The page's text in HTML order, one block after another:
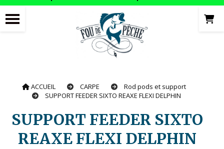
ACCUEIL CARPE
Rod pods et support
SUPPORT FEEDER SIXTO REAXE FLEXI DELPHIN
SUPPORT FEEDER SIXTO
REAXE FLEXI DELPHIN